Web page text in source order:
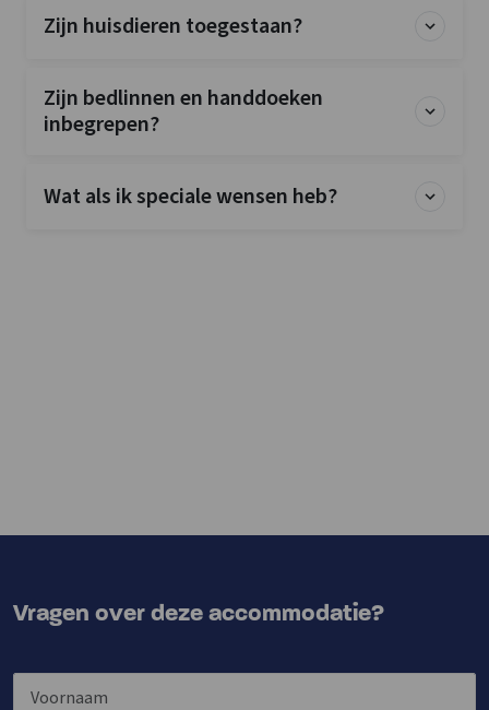
Zijn huisdieren toegestaan?
Zijn bedlinnen en handdoeken
inbegrepen?
Wat als ik speciale wensen heb?
Vragen over deze accommodatie?